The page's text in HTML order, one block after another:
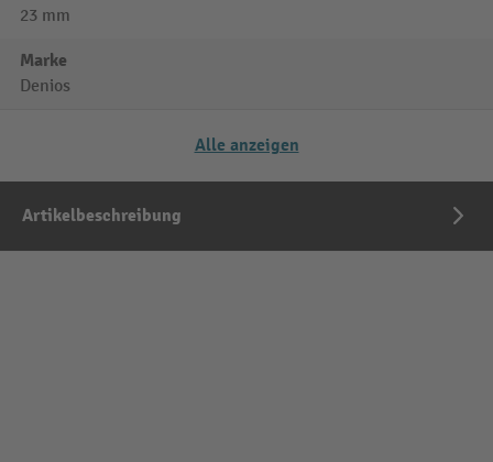
23 mm
Marke
Denios
Alle anzeigen
Artikelbeschreibung